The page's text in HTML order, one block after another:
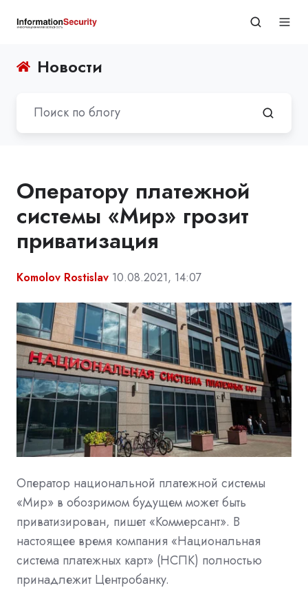
Новости
Оператору платежной
системы «Мир» грозит
приватизация
Komolov Rostislav 10.08.2021, 14:07
Оператор национальной платежной системы
«Мир» в обозримом будущем может быть
приватизирован, пишет «Коммерсант». В
настоящее время компания «Национальная
система платежных карт» (НСПК) полностью
принадлежит Центробанку.